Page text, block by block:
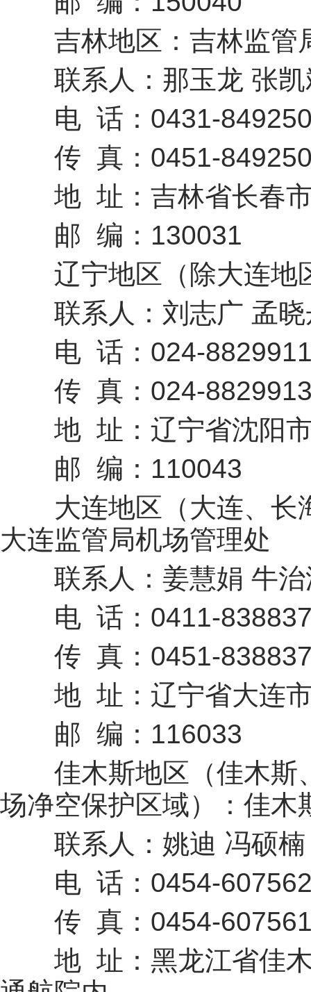
吉林地区：吉林监管
联系人：那玉龙 张凯
电 话：0431-
传 真：0451-
地 址：吉林省长春市
邮 编：130031
辽宁地区（除大连地
联系人：刘志广 孟晓
电 话：024-
传 真：024-
地 址：辽宁省沈阳市
邮 编：110043
大连地区（大连、长
大连监管局机场管理处
联系人：姜慧娟 牛治
电 话：0411-
传 真：0451-
地 址：辽宁省大连市
邮 编：116033
佳木斯地区（佳木斯
场净空保护区域）：佳木
联系人：姚迪 冯硕楠
电 话：0454-
传 真：0454-
地 址：黑龙江省佳木